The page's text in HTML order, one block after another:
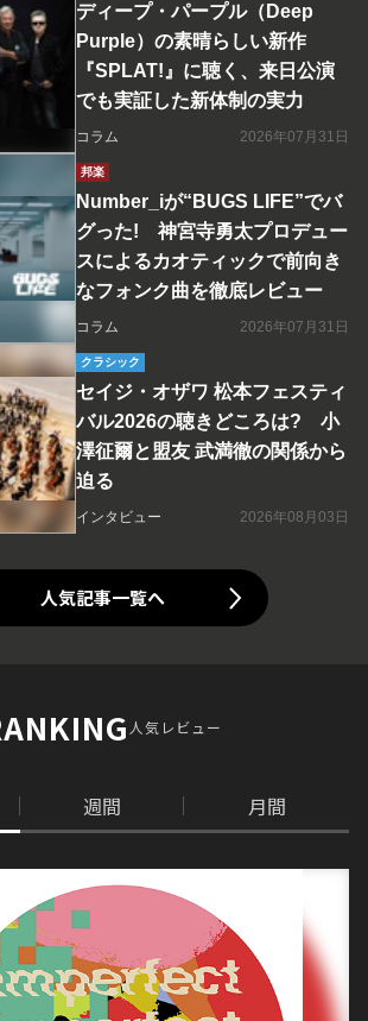
ディープ・パープル（Deep
Purple）の素晴らしい新作
『SPLAT!』に聴く、来日公演
でも実証した新体制の実力
コラム 2026年07月31日
邦楽
Number_iが“BUGS LIFE”でバ
グった! 神宮寺勇太プロデュー
スによるカオティックで前向き
なフォンク曲を徹底レビュー
コラム 2026年07月31日
クラシック
セイジ・オザワ 松本フェスティ
バル2026の聴きどころは? 小
澤征爾と盟友 武満徹の関係から
迫る
インタビュー 2026年08月03日
人気記事一覧へ
人気レビュー
週間 月間